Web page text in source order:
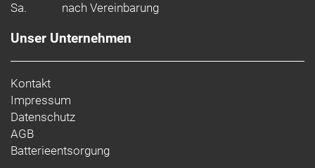
Sa.
nach Vereinbarung
Unser Unternehmen
Kontakt
Impressum
Datenschutz
AGB
Batterieentsorgung